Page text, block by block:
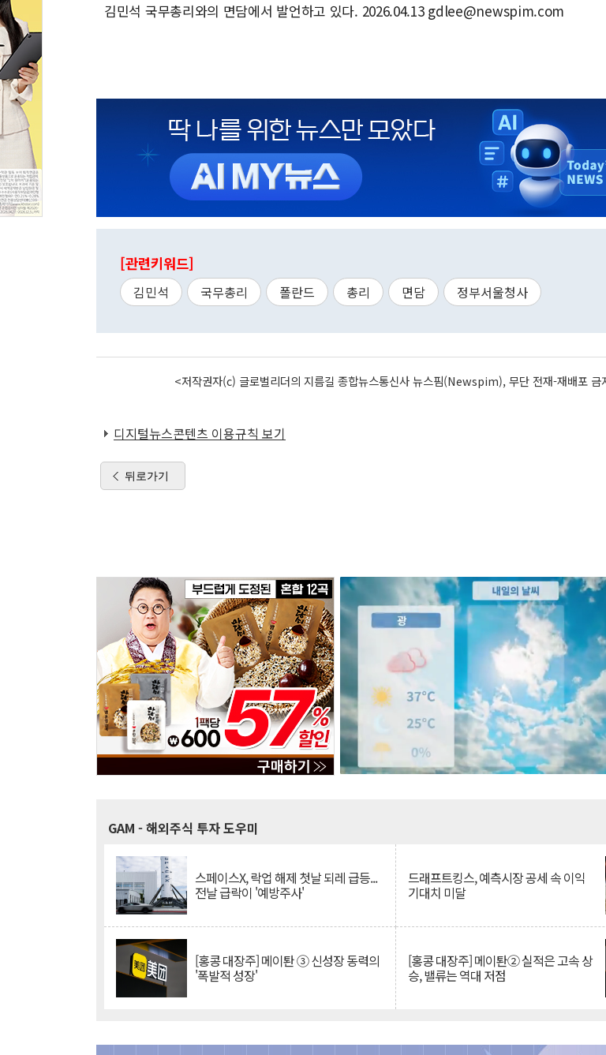
김민석 국무총리와의 면담에서 발언하고 있다. 2026.04.13 gdlee@newspim.com
[관련키워드]
김민석 국무총리 폴란드 총리 면담 정부서울청사
<저작권자(c) 글로벌리더의 지름길 종합뉴스통신사 뉴스핌(Newspim), 무단 전재-재배포 금
디지털뉴스콘텐츠 이용규칙 보기
뒤로가기
GAM - 해외주식 투자 도우미
스페이스X, 락업 해제 첫날 되레 급등...
전날 급락이 '예방주사'
드래프트킹스, 예측시장 공세 속 이익
기대치 미달
[홍콩 대장주] 메이퇀 ③ 신성장 동력의
'폭발적 성장'
[홍콩 대장주] 메이퇀② 실적은 고속 상
승, 밸류는 역대 저점